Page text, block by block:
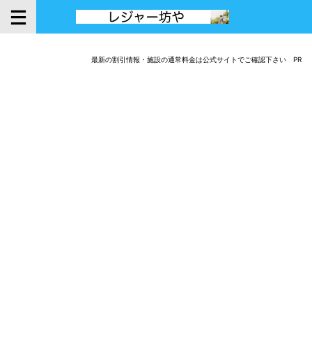
最新の割引情報・施設の通常料金は公式サイトでご確認下さい PR